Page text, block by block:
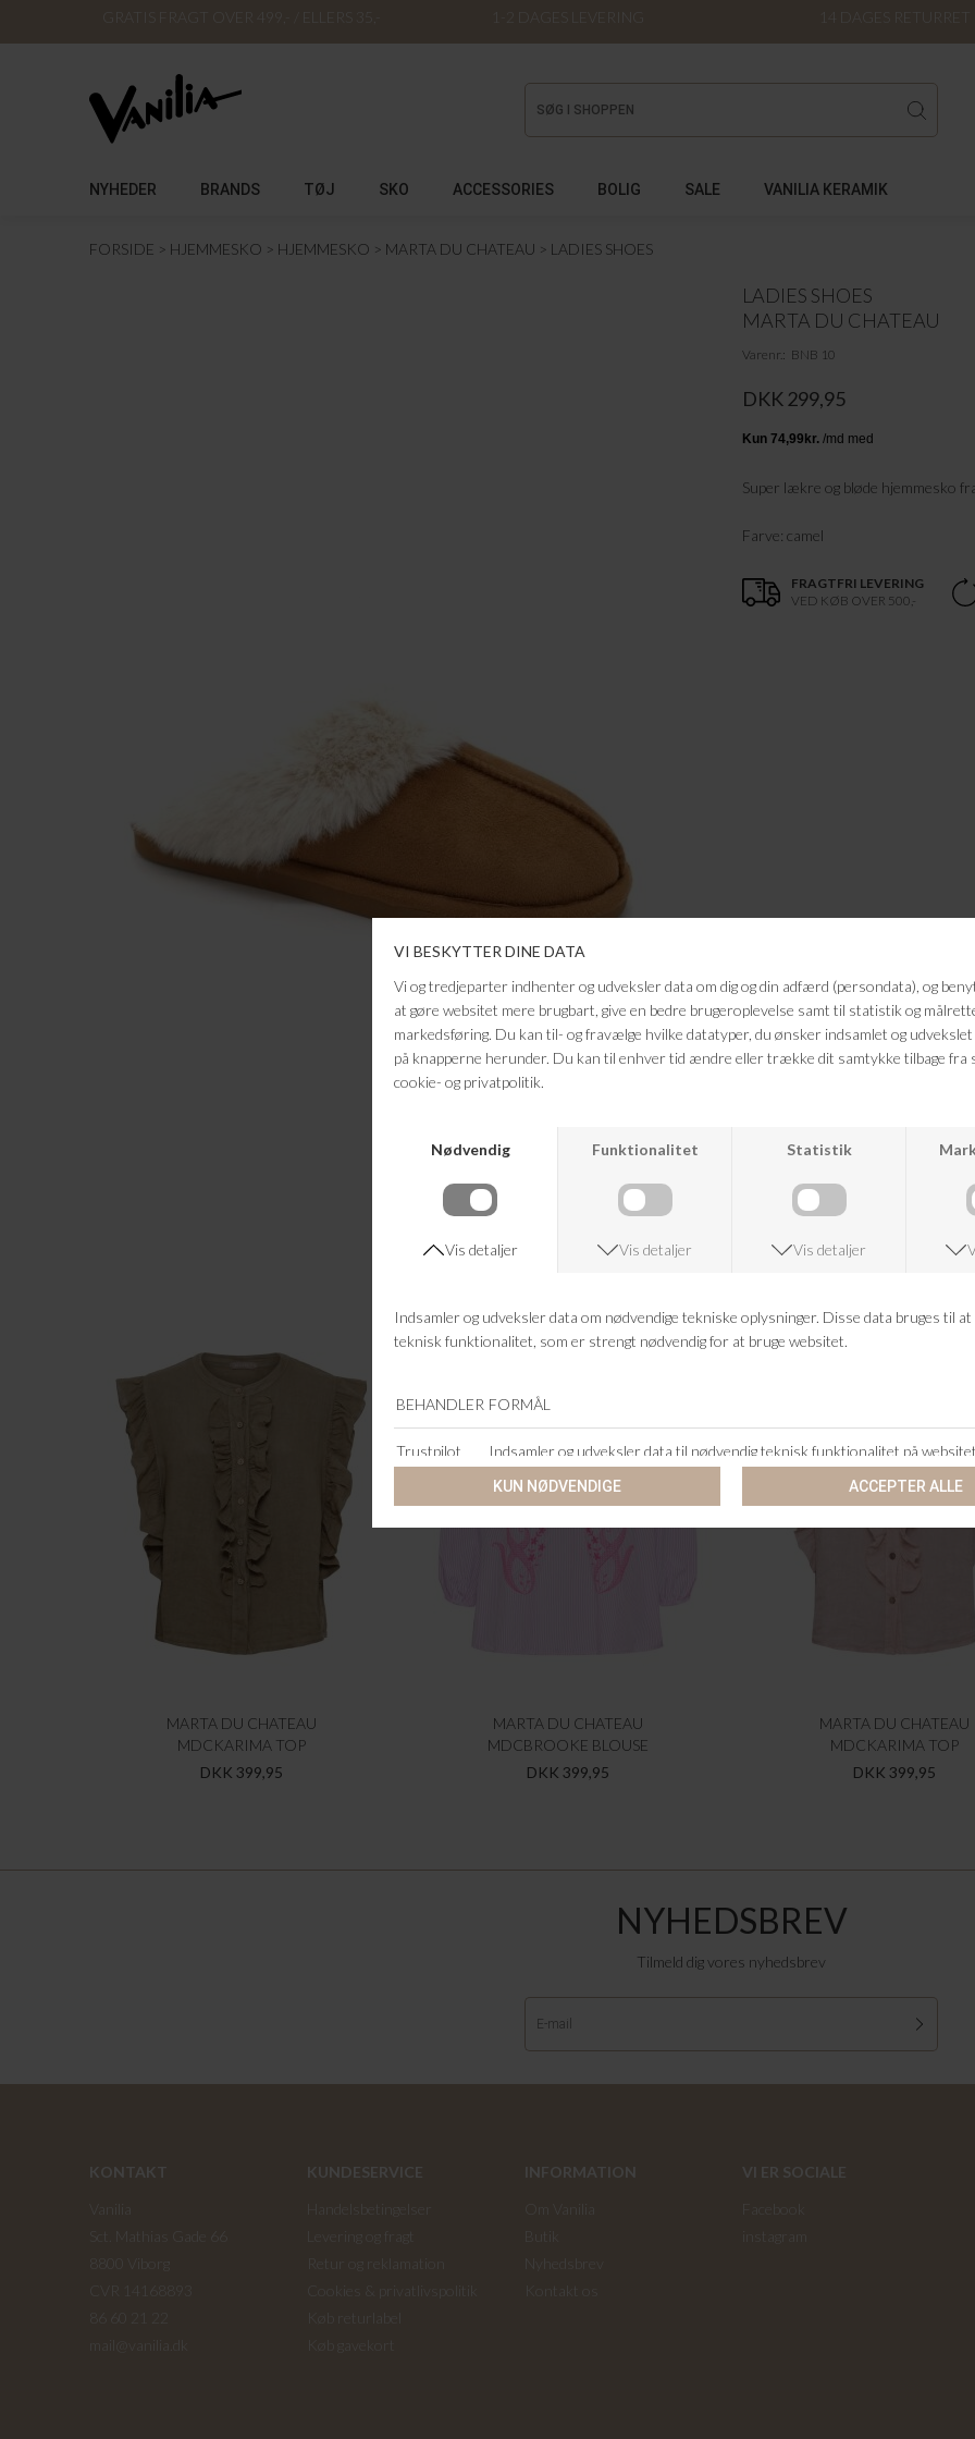
GRATIS FRAGT OVER 499,- / ELLERS 35,- 1-2 DAGES LEVERING 14 DAGES RETURRET
NYHEDER BRANDS TØJ SKO ACCESSORIES BOLIG SALE VANILIA KERAMIK
FORSIDE HJEMMESKO HJEMMESKO MARTA DU CHATEAU LADIES SHOES
LADIES SHOES
MARTA DU CHATEAU
Varenr. BNB 10
DKK 299,95
Super lækre og bløde hjemmesko
Farve: camel
FRAGTFRI LEVERING
VED KØB OVER 500,-
ANDRE KØBTE OGSÅ
MARTA DU CHATEAU
MDCKARIMA TOP
DKK 399,95
MARTA DU CHATEAU
MDCBROOKE BLOUSE
DKK 399,95
MARTA DU CHATEAU
MDCKARIMA TOP
DKK 399,95
NYHEDSBREV
Tilmeld dig vores nyhedsbrev
KONTAKT
KUNDESERVICE
INFORMATION
VI ER SOCIALE